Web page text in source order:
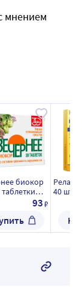
мнением
биокор
93₽
40 шт.